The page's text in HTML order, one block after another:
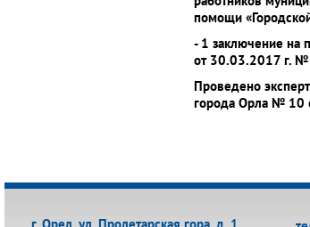
помощи
- 1 заключение на
от 30.03.2017 г. №
Проведено
города Орла № 10